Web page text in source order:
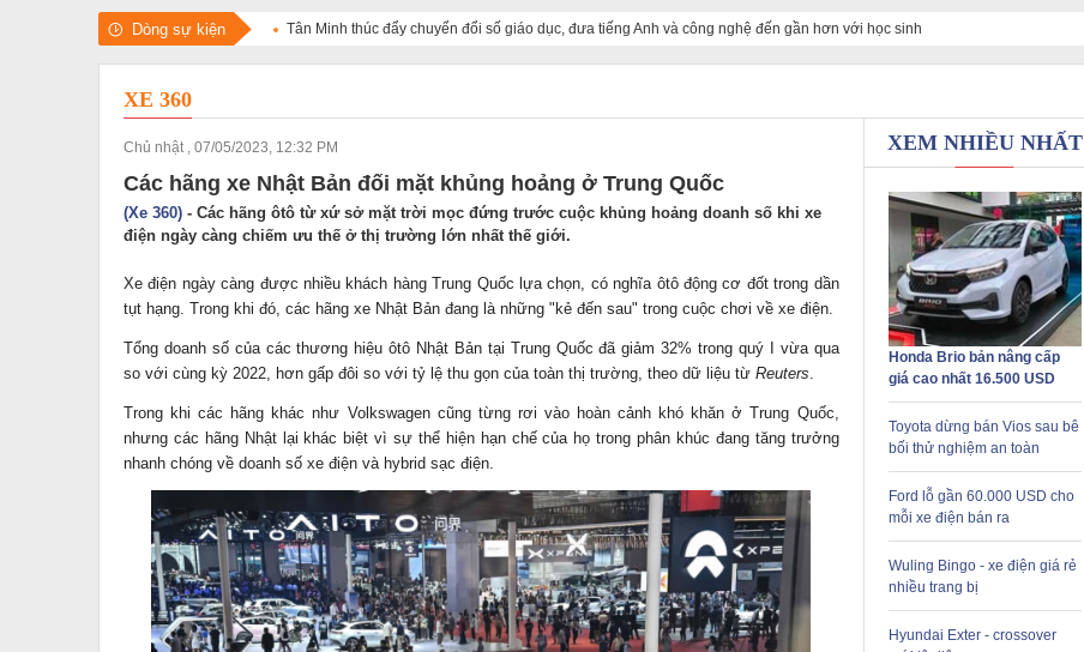
Dòng sự kiện Tân Minh thúc đẩy chuyển đổi số giáo dục, đưa tiếng Anh và công nghệ đến gần hơn với học sinh
XE 360
Chủ nhật , 07/05/2023, 12:32 PM
Các hãng xe Nhật Bản đối mặt khủng hoảng ở Trung Quốc
(Xe 360) - Các hãng ôtô từ xứ sở mặt trời mọc đứng trước cuộc khủng hoảng doanh số khi xe
điện ngày càng chiếm ưu thế ở thị trường lớn nhất thế giới.
Xe điện ngày càng được nhiều khách hàng Trung Quốc lựa chọn, có nghĩa ôtô động cơ đốt trong dần
tụt hạng. Trong khi đó, các hãng xe Nhật Bản đang là những "kẻ đến sau" trong cuộc chơi về xe điện.
Tổng doanh số của các thương hiệu ôtô Nhật Bản tại Trung Quốc đã giảm 32% trong quý I vừa qua
so với cùng kỳ 2022, hơn gấp đôi so với tỷ lệ thu gọn của toàn thị trường, theo dữ liệu từ Reuters
Trong khi các hãng khác như Volkswagen cũng từng rơi vào hoàn cảnh khó khăn ở Trung Quốc,
nhưng các hãng Nhật lại khác biệt vì sự thể hiện hạn chế của họ trong phân khúc đang tăng trưởng
nhanh chóng về doanh số xe điện và hybrid sạc điện.
XEM NHIỀU NHẤT
Honda Brio bản nâng cấp
giá cao nhất 16.500 USD
Toyota dừng bán Vios sau bê
bối thử nghiệm an toàn
Ford lỗ gần 60.000 USD cho
mỗi xe điện bán ra
Wuling Bingo - xe điện giá rẻ
nhiều trang bị
Hyundai Exter - crossover